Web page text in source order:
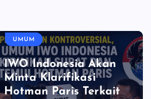
UMUM
IWO Indonesia Akan
Minta Klarifikasi
Hotman Paris Terkait